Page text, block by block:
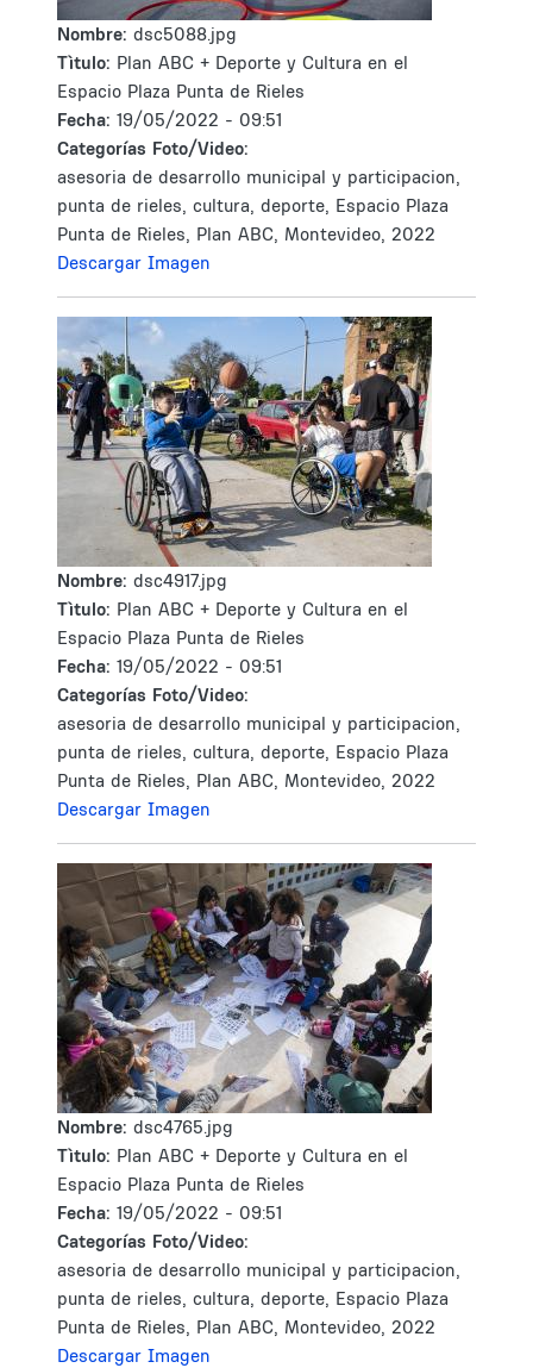
Nombre: dsc5088.jpg
Tìtulo: Plan ABC + Deporte y Cultura en el
Espacio Plaza Punta de Rieles
Fecha: 19/05/2022 - 09:51
Categorías Foto/Video:
asesoria de desarrollo municipal y participacion,
punta de rieles, cultura, deporte, Espacio Plaza
Punta de Rieles, Plan ABC, Montevideo, 2022
Descargar Imagen
Nombre: dsc4917.jpg
Tìtulo: Plan ABC + Deporte y Cultura en el
Espacio Plaza Punta de Rieles
Fecha: 19/05/2022 - 09:51
Categorías Foto/Video:
asesoria de desarrollo municipal y participacion,
punta de rieles, cultura, deporte, Espacio Plaza
Punta de Rieles, Plan ABC, Montevideo, 2022
Descargar Imagen
Nombre: dsc4765.jpg
Tìtulo: Plan ABC + Deporte y Cultura en el
Espacio Plaza Punta de Rieles
Fecha: 19/05/2022 - 09:51
Categorías Foto/Video:
asesoria de desarrollo municipal y participacion,
punta de rieles, cultura, deporte, Espacio Plaza
Punta de Rieles, Plan ABC, Montevideo, 2022
Descargar Imagen